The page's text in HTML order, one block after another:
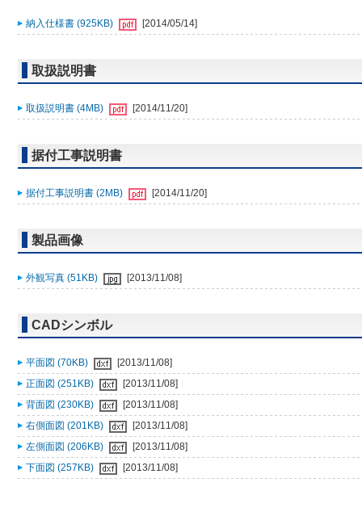
納入仕様書 (925KB) [2014/05/14]
取扱説明書
取扱説明書 (4MB) [2014/11/20]
据付工事説明書
据付工事説明書 (2MB) [2014/11/20]
製品画像
外観写真 (51KB) [2013/11/08]
CADシンボル
平面図 (70KB)
[2013/11/08]
正面図 (251KB)
[2013/11/08]
背面図 (230KB)
[2013/11/08]
右側面図 (201KB)
[2013/11/08]
左側面図 (206KB)
[2013/11/08]
下面図 (257KB)
[2013/11/08]